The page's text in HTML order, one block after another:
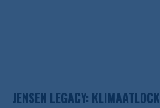
JENSEN LEGACY: